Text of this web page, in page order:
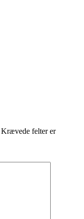
Krævede felter er